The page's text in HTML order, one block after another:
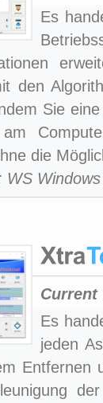
Es
den
Sie
am
die
WS
Current
Es
jeden
Entfernen